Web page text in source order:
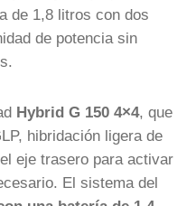
de 1,8 litros con dos
de potencia sin
Hybrid G 150 4×4, que
hibridación ligera de
eje trasero para activar
El sistema del